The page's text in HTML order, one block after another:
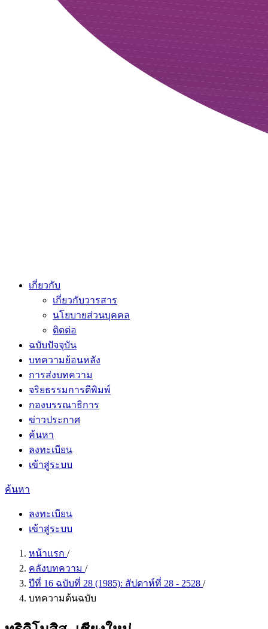
เกี่ยวกับ
เกี่ยวกับวารสาร
นโยบายส่วนบุคคล
ติดต่อ
ฉบับปัจจุบัน
บทความย้อนหลัง
การส่งบทความ
จริยธรรมการตีพิมพ์
กองบรรณาธิการ
ข่าวประกาศ
ค้นหา
ลงทะเบียน
เข้าสู่ระบบ
ค้นหา
ลงทะเบียน
เข้าสู่ระบบ
หน้าแรก /
คลังบทความ /
ปีที่ 16 ฉบับที่ 28 (1985): สัปดาห์ที่ 28 - 2528 /
บทความต้นฉบับ